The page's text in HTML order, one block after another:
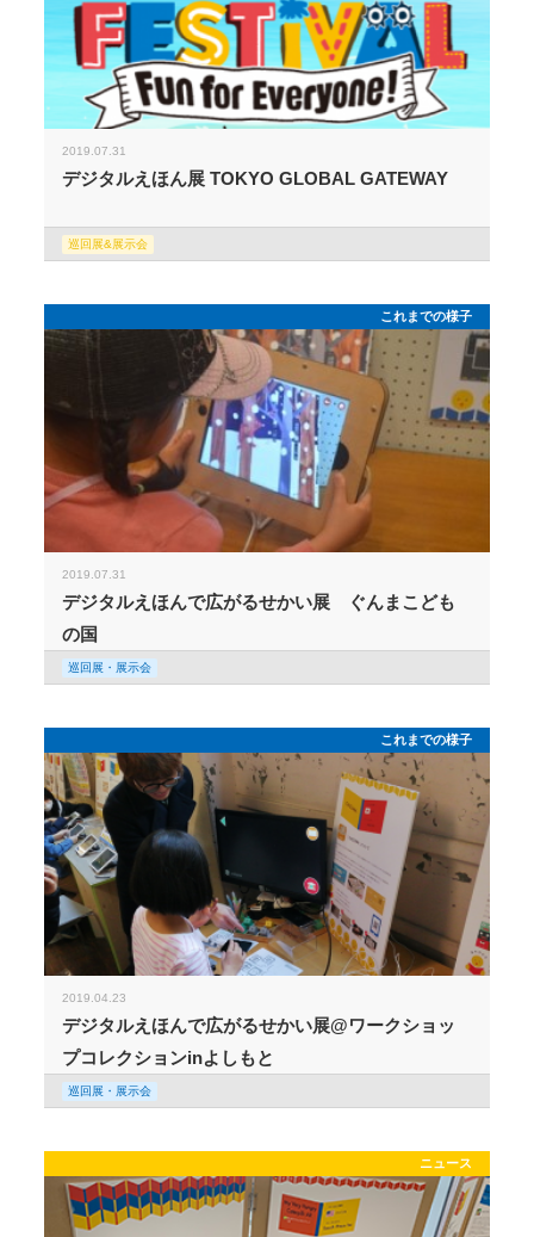
2019.07.31
デジタルえほん展 TOKYO GLOBAL GATEWAY
巡回展&展示会
これまでの様子
2019.07.31
デジタルえほんで広がるせかい展 ぐんまこども
の国
巡回展・展示会
これまでの様子
2019.04.23
デジタルえほんで広がるせかい展@ワークショッ
プコレクションinよしもと
巡回展・展示会
ニュース